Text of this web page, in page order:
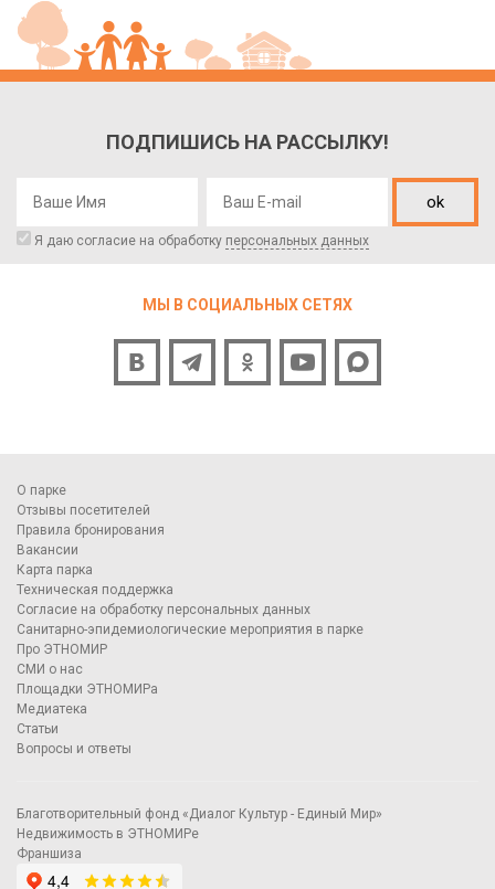
ПОДПИШИСЬ НА РАССЫЛКУ!
ok
Я даю согласие на обработку персональных данных
МЫ В СОЦИАЛЬНЫХ СЕТЯХ
О парке
Отзывы посетителей
Правила бронирования
Вакансии
Карта парка
Техническая поддержка
Согласие на обработку персональных данных
Санитарно-эпидемиологические мероприятия в парке
Про ЭТНОМИР
СМИ о нас
Площадки ЭТНОМИРа
Медиатека
Статьи
Вопросы и ответы
Благотворительный фонд «Диалог Культур - Единый Мир»
Недвижимость в ЭТНОМИРе
Франшиза